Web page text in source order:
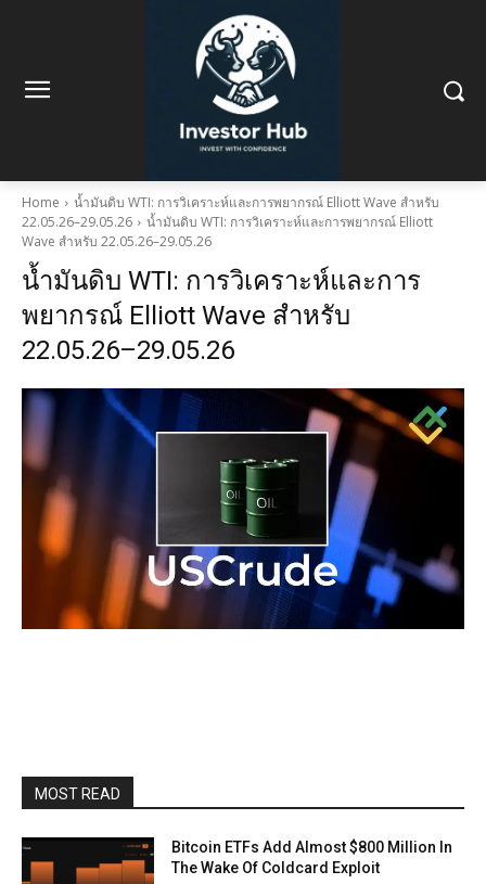
Home
น้ำมันดิบ WTI: การวิเคราะห์และการพยากรณ์ Elliott Wave สำหรับ
22.05.26–29.05.26
น้ำมันดิบ WTI: การวิเคราะห์และการพยากรณ์ Elliott
Wave สำหรับ 22.05.26–29.05.26
น้ำมันดิบ WTI: การวิเคราะห์และการ
พยากรณ์ Elliott Wave สำหรับ
22.05.26–29.05.26
MOST READ
Bitcoin ETFs Add Almost $800 Million In
The Wake Of Coldcard Exploit